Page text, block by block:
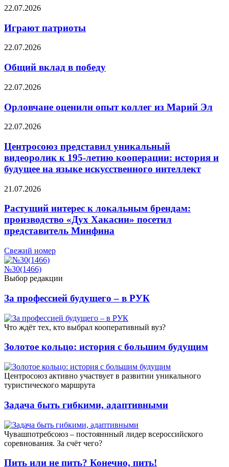
22.07.2026
Играют патриоты
22.07.2026
Общий вклад в победу
22.07.2026
Орловчане оценили опыт коллег из Марий Эл
22.07.2026
Центросоюз представил уникальный
видеоролик к 195-летию кооперации: история и
будущее на языке искусственного интеллект
21.07.2026
Растущий интерес к локальным брендам:
производство «Дух Хакасии» посетил
представитель Минфина
Свежий номер
№30(1466)
Выбор редакции
За профессией будущего – в РУК
Что ждёт тех, кто выбрал кооперативный вуз?
Золотое кольцо: история с большим будущим
Центросоюз активно участвует в развитии уникального
туристического маршрута
Задача быть гибкими, адаптивными
Чувашпотребсоюз – постояннный лидер всероссийского
соревнования. За счёт чего?
Пить или не пить? Конечно, пить!